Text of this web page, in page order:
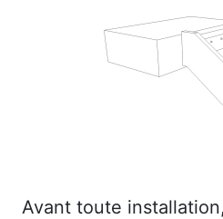
Avant toute